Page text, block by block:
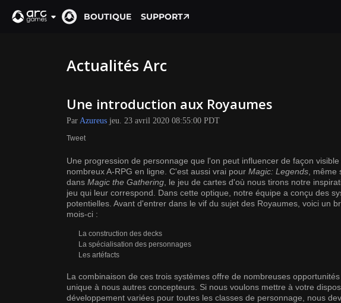
BOUTIQUE SUPPORT
Actualités Arc
Une introduction aux Royaumes
Par Azureus jeu. 23 avril 2020 08:55:00 PDT
Tweet
Une progression de personnage que l'on peut influencer de façon
nombreux A-RPG en ligne. C'est aussi vrai pour Magic: Legends ,
dans Magic the Gathering , le jeu de cartes d'où nous tirons notre
jeu qui leur correspond. Dans cette optique, notre équipe a conçu des
potentielles. Avant d'entrer dans le vif du sujet des Royaumes, voici un
mois-ci :
La construction des decks
La spécialisation des personnages
Les artéfacts
La combinaison de ces trois systèmes offre de nombreuses
unique à nous autres concepteurs. Si nous voulons mettre à votre
développement variées pour toutes les classes de personnage, nous